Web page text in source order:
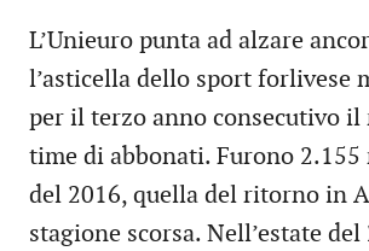
L’Unieuro punta ad alzare
l’asticella dello sport forlivese
per il terzo anno consecutivo il
time di abbonati. Furono 2.155
del 2016, quella del ritorno in
stagione scorsa. Nell’estate del